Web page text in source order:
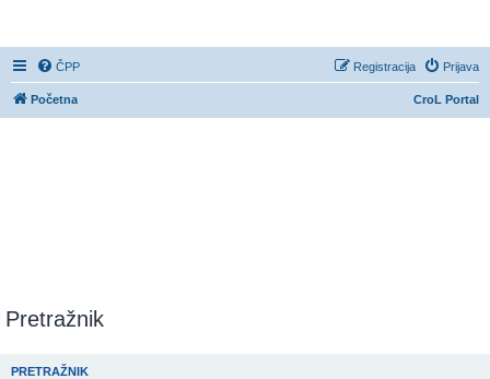
ČPP Prijava
Registracija
CroL Portal
Početna
Pretražnik
PRETRAŽNIK